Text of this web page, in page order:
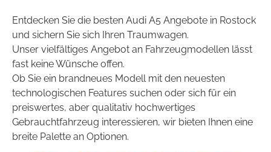
Entdecken Sie die besten Audi A5 Angebote in Rostock
und sichern Sie sich Ihren Traumwagen.
Unser vielfältiges Angebot an Fahrzeugmodellen lässt
fast keine Wünsche offen.
Ob Sie ein brandneues Modell mit den neuesten
technologischen Features suchen oder sich für ein
preiswertes, aber qualitativ hochwertiges
Gebrauchtfahrzeug interessieren, wir bieten Ihnen eine
breite Palette an Optionen.